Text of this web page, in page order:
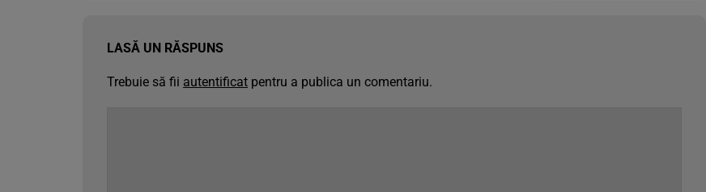
LASĂ UN RĂSPUNS
Trebuie să fii autentificat pentru a publica un comentariu.